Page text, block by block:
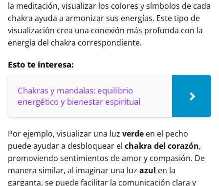
la meditación, visualizar los colores y símbolos de cada
chakra ayuda a armonizar sus energías. Este tipo de
visualización crea una conexión más profunda con la
energía del chakra correspondiente.
Esto te interesa:
Chakras y mandalas: equilibrio
energético y bienestar espiritual
Por ejemplo, visualizar una luz verde en el pecho
puede ayudar a desbloquear el chakra del corazón,
promoviendo sentimientos de amor y compasión. De
manera similar, al imaginar una luz azul en la
garganta, se puede facilitar la comunicación clara y